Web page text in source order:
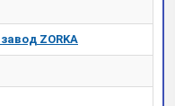
ZORKA